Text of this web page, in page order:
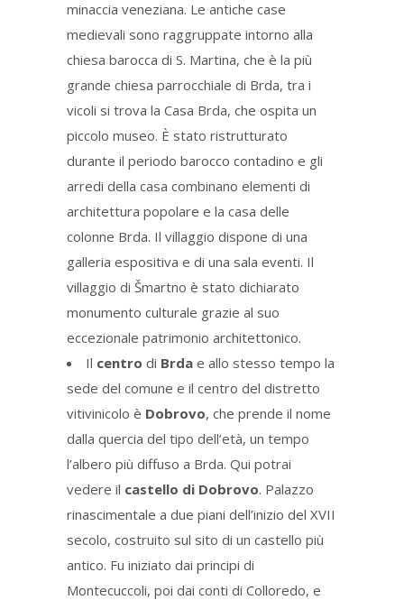
minaccia veneziana. Le antiche case
medievali sono raggruppate intorno alla
chiesa barocca di S. Martina, che è la più
grande chiesa parrocchiale di Brda, tra i
vicoli si trova la Casa Brda, che ospita un
piccolo museo. È stato ristrutturato
durante il periodo barocco contadino e gli
arredi della casa combinano elementi di
architettura popolare e la casa delle
colonne Brda. Il villaggio dispone di una
galleria espositiva e di una sala eventi. Il
villaggio di Šmartno è stato dichiarato
monumento culturale grazie al suo
eccezionale patrimonio architettonico.
Il centro di Brda e allo stesso tempo la
sede del comune e il centro del distretto
vitivinicolo è Dobrovo, che prende il nome
dalla quercia del tipo dell’età, un tempo
l’albero più diffuso a Brda. Qui potrai
vedere il castello di Dobrovo. Palazzo
rinascimentale a due piani dell’inizio del XVII
secolo, costruito sul sito di un castello più
antico. Fu iniziato dai principi di
Montecuccoli, poi dai conti di Colloredo, e